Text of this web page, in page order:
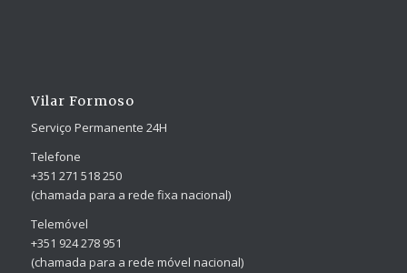
Vilar Formoso
Serviço Permanente 24H
Telefone
+351 271 518 250
(chamada para a rede fixa nacional)
Telemóvel
+351 924 278 951
(chamada para a rede móvel nacional)